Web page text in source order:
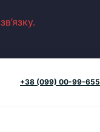
+38 (099) 00-99-655